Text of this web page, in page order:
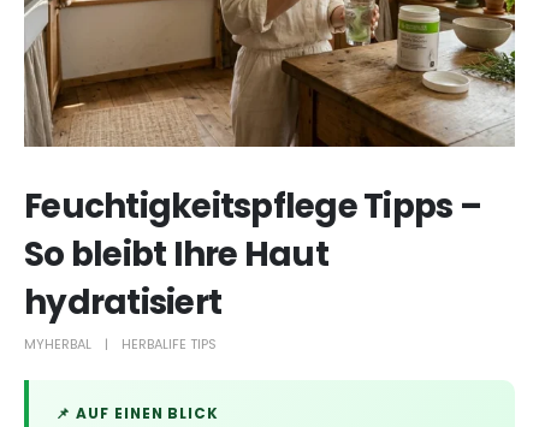
Feuchtigkeitspflege Tipps –
So bleibt Ihre Haut
hydratisiert
MYHERBAL HERBALIFE TIPS
📌 AUF EINEN BLICK